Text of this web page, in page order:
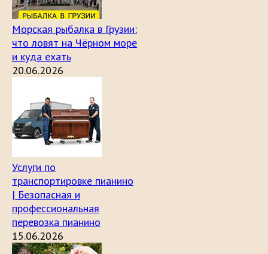
Морская рыбалка в Грузии:
что ловят на Чёрном море
и куда ехать
20.06.2026
Услуги по
транспортировке пианино
| Безопасная и
профессиональная
перевозка пианино
15.06.2026